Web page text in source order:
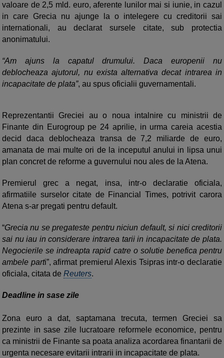
valoare de 2,5 mld. euro, aferente lunilor mai si iunie, in cazul
in care Grecia nu ajunge la o intelegere cu creditorii sai
internationali, au declarat sursele citate, sub protectia
anonimatului.
“Am ajuns la capatul drumului. Daca europenii nu
deblocheaza ajutorul, nu exista alternativa decat intrarea in
incapacitate de plata”, au spus oficialii guvernamentali.
Reprezentantii Greciei au o noua intalnire cu ministrii de
Finante din Eurogroup pe 24 aprilie, in urma careia acestia
decid daca deblocheaza transa de 7,2 miliarde de euro,
amanata de mai multe ori de la inceputul anului in lipsa unui
plan concret de reforme a guvernului nou ales de la Atena.
Premierul grec a negat, insa, intr-o declaratie oficiala,
afirmatiile surselor citate de Financial Times, potrivit carora
Atena s-ar pregati pentru default.
“Grecia nu se pregateste pentru niciun default, si nici creditorii
sai nu iau in considerare intrarea tarii in incapacitate de plata.
Negocierile se indreapta rapid catre o solutie benefica pentru
ambele parti”, afirmat premierul Alexis Tsipras intr-o declaratie
oficiala, citata de Reuters.
Deadline in sase zile
Zona euro a dat, saptamana trecuta, termen Greciei sa
prezinte in sase zile lucratoare reformele economice, pentru
ca ministrii de Finante sa poata analiza acordarea finantarii de
urgenta necesare evitarii intrarii in incapacitate de plata.